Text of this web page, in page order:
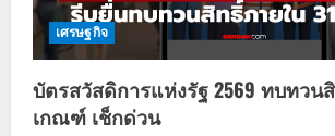
เศรษฐกิจ
บัตรสวัสดิการแห่งรัฐ 2569 ทบทวน
เกณฑ์ เช็กด่วน